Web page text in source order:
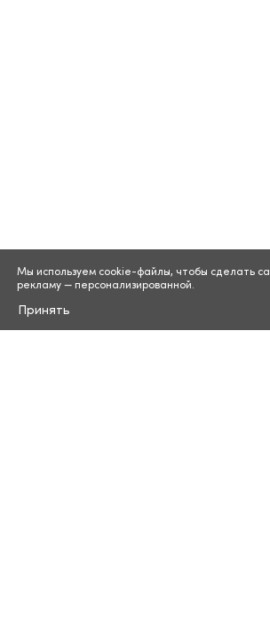
Мы используем cookie-файлы, чтобы сделать
рекламу — персонализированной.
Принять